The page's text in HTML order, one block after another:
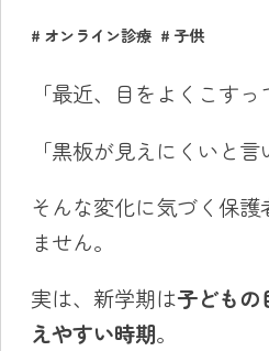
オンライン診療 子供
「最近、目をよくこすっ
「黒板が見えにくいと言
そんな変化に気づく保護
ません。
実は、新学期は子どもの
えやすい時期。